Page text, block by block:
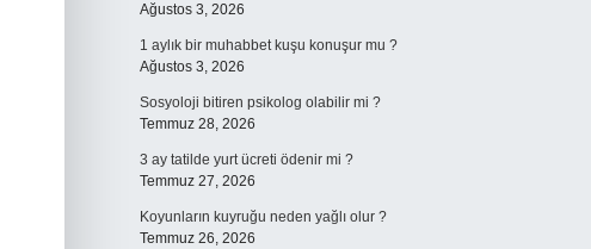
Ağustos 3, 2026
1 aylık bir muhabbet kuşu konuşur mu ?
Ağustos 3, 2026
Sosyoloji bitiren psikolog olabilir mi ?
Temmuz 28, 2026
3 ay tatilde yurt ücreti ödenir mi ?
Temmuz 27, 2026
Koyunların kuyruğu neden yağlı olur ?
Temmuz 26, 2026